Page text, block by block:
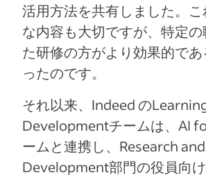
活用方法を共有しました。
な内容も大切ですが、特定
た研修の方がより効果的で
ったのです。
それ以来、Indeed の
Developmentチームは、AI
ームと連携し、Research and
Development部門の役員向